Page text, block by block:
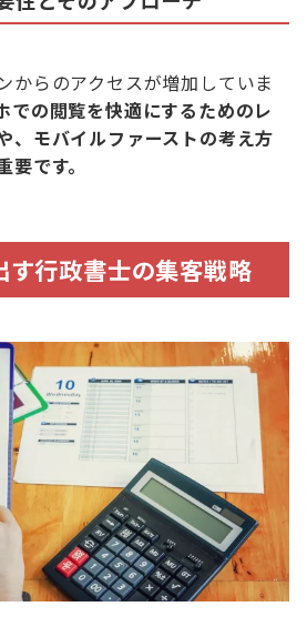
からのアクセスが増加していま
での閲覧を快適にするためのレ
、モバイルファーストの考え方
です。
す行政書士の集客戦略